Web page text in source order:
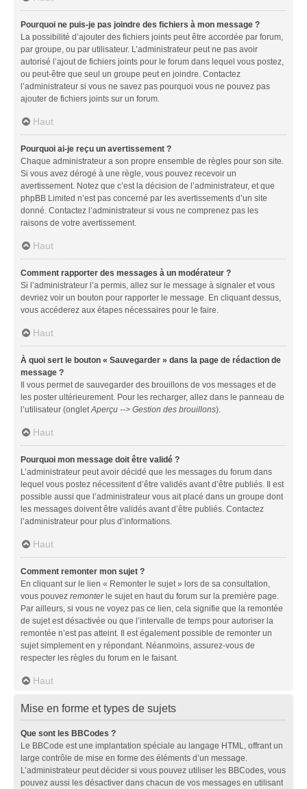
Pourquoi ne puis-je pas joindre des fichiers à mon message ?
La possibilité d’ajouter des fichiers joints peut être accordée par forum,
par groupe, ou par utilisateur. L’administrateur peut ne pas avoir
autorisé l’ajout de fichiers joints pour le forum dans lequel vous postez,
ou peut-être que seul un groupe peut en joindre. Contactez
l’administrateur si vous ne savez pas pourquoi vous ne pouvez pas
ajouter de fichiers joints sur un forum.
Haut
Pourquoi ai-je reçu un avertissement ?
Chaque administrateur a son propre ensemble de règles pour son site.
Si vous avez dérogé à une règle, vous pouvez recevoir un
avertissement. Notez que c’est la décision de l’administrateur, et que
phpBB Limited n’est pas concerné par les avertissements d’un site
donné. Contactez l’administrateur si vous ne comprenez pas les
raisons de votre avertissement.
Haut
Comment rapporter des messages à un modérateur ?
Si l’administrateur l’a permis, allez sur le message à signaler et vous
devriez voir un bouton pour rapporter le message. En cliquant dessus,
vous accéderez aux étapes nécessaires pour le faire.
Haut
À quoi sert le bouton « Sauvegarder » dans la page de rédaction de
message ?
Il vous permet de sauvegarder des brouillons de vos messages et de
les poster ultérieurement. Pour les recharger, allez dans le panneau de
l’utilisateur (ongletAperçu --> Gestion des brouillons).
Haut
Pourquoi mon message doit être validé ?
L’administrateur peut avoir décidé que les messages du forum dans
lequel vous postez nécessitent d’être validés avant d’être publiés. Il est
possible aussi que l’administrateur vous ait placé dans un groupe dont
les messages doivent être validés avant d’être publiés. Contactez
l’administrateur pour plus d’informations.
Haut
Comment remonter mon sujet ?
En cliquant sur le lien « Remonter le sujet » lors de sa consultation,
vous pouvez remonterle sujet en haut du forum sur la première page.
Par ailleurs, si vous ne voyez pas ce lien, cela signifie que la remontée
de sujet est désactivée ou que l’intervalle de temps pour autoriser la
remontée n’est pas atteint. Il est également possible de remonter un
sujet simplement en y répondant. Néanmoins, assurez-vous de
respecter les règles du forum en le faisant.
Haut
Mise en forme et types de sujets
Que sont les BBCodes ?
Le BBCode est une implantation spéciale au langage HTML, offrant un
large contrôle de mise en forme des éléments d’un message.
L’administrateur peut décider si vous pouvez utiliser les BBCodes, vous
pouvez aussi les désactiver dans chacun de vos messages en utilisant